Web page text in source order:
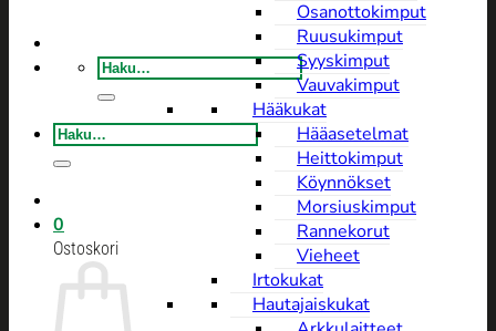
Etsi:
Etsi:
0
Ostoskori
Osanottokimput
Ruusukimput
Syyskimput
Vauvakimput
Hääkukat
Hääasetelmat
Heittokimput
Köynnökset
Morsiuskimput
Rannekorut
Vieheet
Irtokukat
Hautajaiskukat